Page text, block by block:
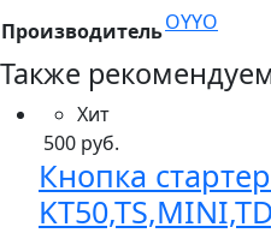
ПроизводительOYYO
Также
Хит
500 руб.
Кнопка